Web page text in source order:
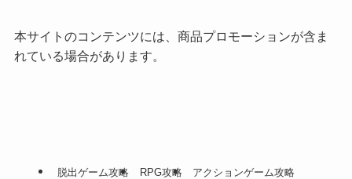
本サイトのコンテンツには、商品プロモーションが含ま
れている場合があります。
脱出ゲーム攻略 RPG攻略
アクションゲーム攻略